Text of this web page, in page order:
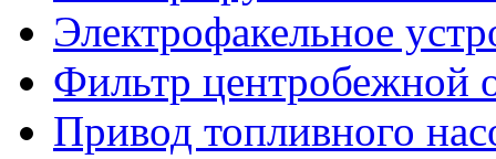
Электрофакельное
Фильтр центробежной
Привод топливного